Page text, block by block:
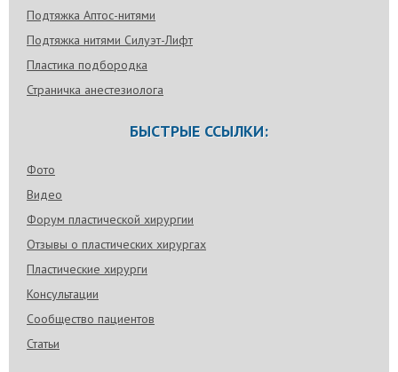
Подтяжка Аптос-нитями
Подтяжка нитями Силуэт-Лифт
Пластика подбородка
Страничка анестезиолога
БЫСТРЫЕ ССЫЛКИ:
Фото
Видео
Форум пластической хирургии
Отзывы о пластических хирургах
Пластические хирурги
Консультации
Сообщество пациентов
Статьи